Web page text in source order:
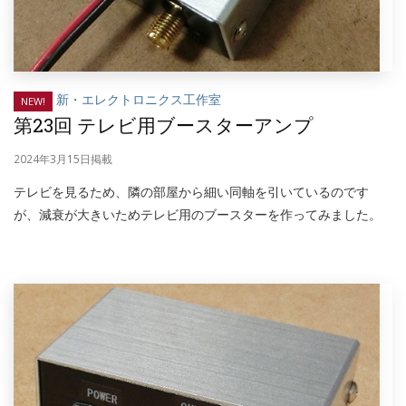
NEW! 新・エレクトロニクス工作室
第23回 テレビ用ブースターアンプ
2024年3月15日掲載
テレビを見るため、隣の部屋から細い同軸を引いているのです
が、減衰が大きいためテレビ用のブースターを作ってみました。